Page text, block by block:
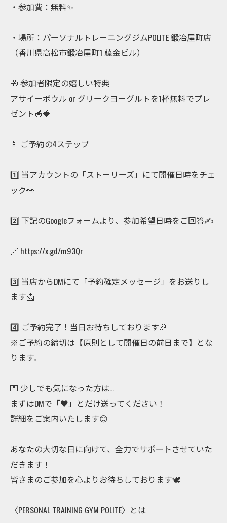
・参加費：無料✨
・場所：パーソナルトレーニングジムPOLITE 鍛冶屋町店
（香川県高松市鍛冶屋町1 藤金ビル）
🎁 参加者限定の嬉しい特典
アサイーボウル or グリークヨーグルトを1杯無料でプレ
ゼント🥣🍓
📱 ご予約の4ステップ
1️⃣ 当アカウントの「ストーリーズ」にて開催日時をチェ
ック👀
2️⃣ 下記のGoogleフォームより、参加希望日時をご回答✍️
🔗 https://x.gd/m93Qr
3️⃣ 当店からDMにて「予約確定メッセージ」をお送りし
ます📩
4️⃣ ご予約完了！当日お待ちしております🎉
※ご予約の締切は【原則として開催日の前日まで】とな
ります。
💌 少しでも気になった方は…
まずはDMで「♥️」とだけ送ってください！
詳細をご案内いたします😊
あなたの大切な日に向けて、全力でサポートさせていた
だきます！
皆さまのご参加を心よりお待ちしております🕊️
〈PERSONAL TRAINING GYM POLITE〉とは